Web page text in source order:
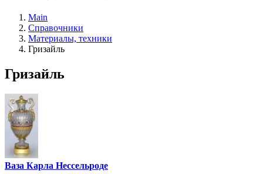
Main
Справочники
Материалы, техники
Гризайль
Гризайль
Ваза Карла Нессельроде